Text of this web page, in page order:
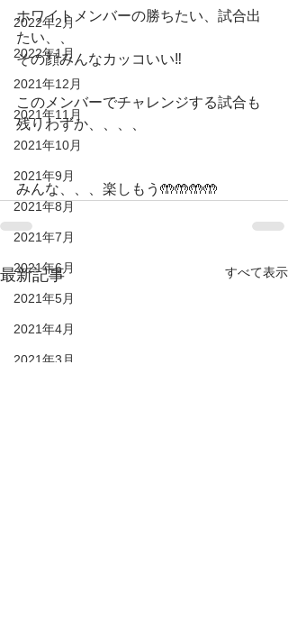
2022年2月
2022年1月
2021年12月
2021年11月
2021年10月
2021年9月
2021年8月
2021年7月
2021年6月
2021年5月
2021年4月
2021年3月
ホワイトメンバーの勝ちたい、試合出
たい、、
その顔みんなカッコいい‼️
このメンバーでチャレンジする試合も
残りわずか、、、、
みんな、、、楽しもう🤲🤲🤲🤲
最新記事 すべて表示